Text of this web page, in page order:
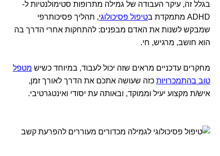
בגלל זה, עיקר העבודה של גמילה מתרופות סטימולנטיות ל-
ADHD מתמקדת ב
טיפול פסיכולוגי, תהליך פסיכותרפי
שמבקש לשנות את האדם מבפנים: להתחקות אחרי הדרך בה
הוא חושב, מרגיש, חי.
מחקרים עדכניים מראים שזה יכול לעבוד, במיוחד כשיש מטפל
טוב בהתמכרויות כזה שעושה אתכם את הדרך לאורך זמן,
איש/ת מקצוע יעיל וממוקד, ובאותה עת יסודי ואינטגרטיבי.